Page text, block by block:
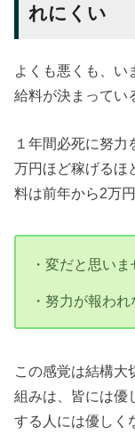
れにくい
よくも悪くも、い
給料が決まってい
１年間必死に努
万円ほど稼げるほ
料は前年から2万
・変だと思いま
・努力が報わ
この感覚は結構大
組みは、皆には優
する人には優しく